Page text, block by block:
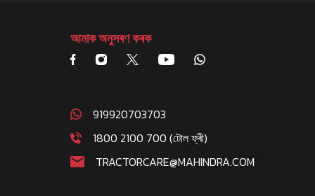
আমাক অনুসৰণ কৰক
919920703703
1800 2100 700 (টোল ফ্ৰী)
TRACTORCARE@MAHINDRA.COM